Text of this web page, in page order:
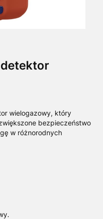
wielogazowy, który
bezpieczeństwo
w różnorodnych